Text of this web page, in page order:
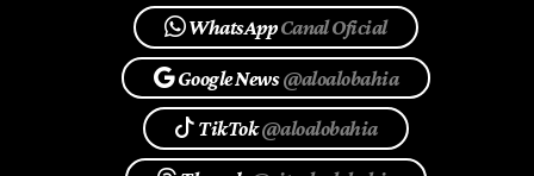
WhatsAppCanal Oficial
Google News @aloalobahia
TikTok@aloalobahia